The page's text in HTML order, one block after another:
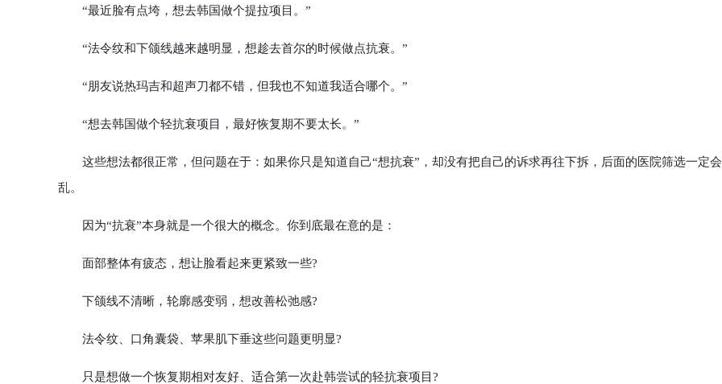
“最近脸有点垮，想去韩国做个提拉项目。”
“法令纹和下颌线越来越明显，想趁去首尔的时候做点抗衰。”
“朋友说热玛吉和超声刀都不错，但我也不知道我适合哪个。”
“想去韩国做个轻抗衰项目，最好恢复期不要太长。”
这些想法都很正常，但问题在于：如果你只是知道自己“想抗衰”，却没有把自己的诉求再往下拆，后面的医院筛选一定会
乱。
因为“抗衰”本身就是一个很大的概念。你到底最在意的是：
面部整体有疲态，想让脸看起来更紧致一些?
下颌线不清晰，轮廓感变弱，想改善松弛感?
法令纹、口角囊袋、苹果肌下垂这些问题更明显?
只是想做一个恢复期相对友好、适合第一次赴韩尝试的轻抗衰项目?